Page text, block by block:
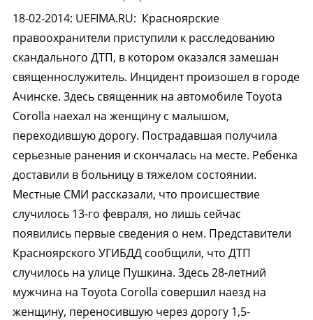
18-02-2014: UEFIMA.RU: Красноярские
правоохранители приступили к расследованию
скандального ДТП, в котором оказался замешан
священнослужитель. Инцидент произошел в городе
Ачинске. Здесь священник на автомобиле Toyota
Corolla наехал на женщину с малышом,
переходившую дорогу. Пострадавшая получила
серьезные ранения и скончалась на месте. Ребенка
доставили в больницу в тяжелом состоянии.
Местные СМИ рассказали, что происшествие
случилось 13-го февраля, но лишь сейчас
появились первые сведения о нем. Представители
Красноярского УГИБДД сообщили, что ДТП
случилось на улице Пушкина. Здесь 28-летний
мужчина на Toyota Corolla совершил наезд на
женщину, переносившую через дорогу 1,5-